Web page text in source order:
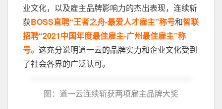
业文化，以及雇主品牌影响力的杰出表现，连续斩
获BOSS直聘“王者之舟-最爱人才雇主”称号和智联
招聘“2021中国年度最佳雇主-广州最佳雇主”称
号。 这充分说明道一云的品牌实力和企业文化受到
了社会各界的广泛认可。
图：道一云连续斩获两项雇主品牌大奖